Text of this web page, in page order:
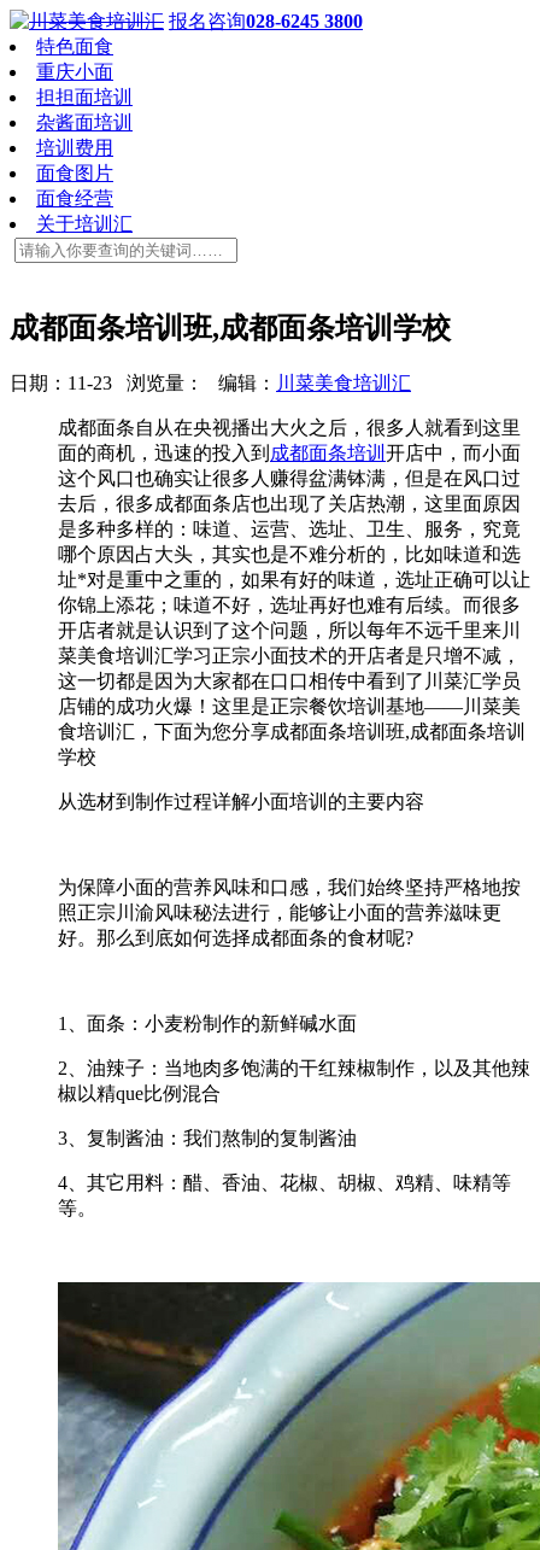
报名咨询028-6245 3800
特色面食
重庆小面
担担面培训
杂酱面培训
培训费用
面食图片
面食经营
关于培训汇
成都面条培训班,成都面条培训学校
日期：11-23 浏览量： 编辑： 川菜美食培训汇
成都面条自从在央视播出大火之后，很多人就看到这里
面的商机，迅速的投入到 成都面条培训 开店中，而小面
这个风口也确实让很多人赚得盆满钵满，但是在风口过
去后，很多成都面条店也出现了关店热潮，这里面原因
是多种多样的：味道、运营、选址、卫生、服务，究竟
哪个原因占大头，其实也是不难分析的，比如味道和选
址*对是重中之重的，如果有好的味道，选址正确可以让
你锦上添花；味道不好，选址再好也难有后续。而很多
开店者就是认识到了这个问题，所以每年不远千里来川
菜美食培训汇学习正宗小面技术的开店者是只增不减，
这一切都是因为大家都在口口相传中看到了川菜汇学员
店铺的成功火爆！这里是正宗餐饮培训基地——川菜美
食培训汇，下面为您分享成都面条培训班,成都面条培训
学校
从选材到制作过程详解小面培训的主要内容
为保障小面的营养风味和口感，我们始终坚持严格地按
照正宗川渝风味秘法进行，能够让小面的营养滋味更
好。那么到底如何选择成都面条的食材呢?
1、面条：小麦粉制作的新鲜碱水面
2、油辣子：当地肉多饱满的干红辣椒制作，以及其他辣
椒以精que比例混合
3、复制酱油：我们熬制的复制酱油
4、其它用料：醋、香油、花椒、胡椒、鸡精、味精等
等。